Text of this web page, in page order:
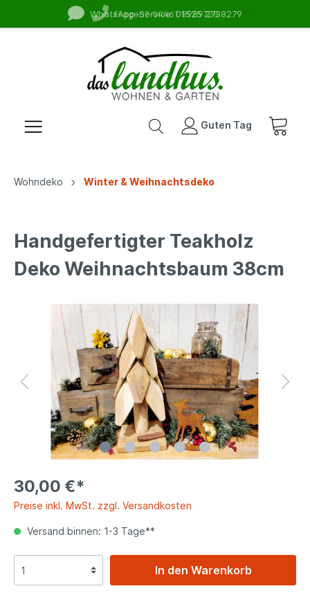
Fragen? 04461 8989728
WhatsApp-Service: 01525 2738279
Guten Tag
Wohndeko Winter & Weihnachtsdeko
Handgefertigter Teakholz
Deko Weihnachtsbaum 38cm
30,00 €*
Preise inkl. MwSt. zzgl. Versandkosten
Versand binnen: 1-3 Tage**
In den Warenkorb